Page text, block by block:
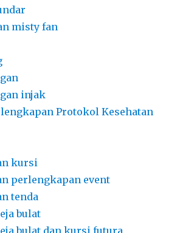
misty fan
injak
Protokol Kesehatan
kursi
perlengkapan event
tenda
bulat